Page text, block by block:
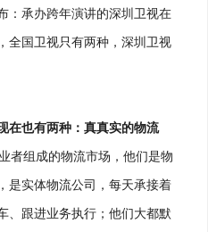
：承办跨年演讲的深圳卫视在
全国卫视只有两种，深圳卫视
在也有两种：真真实的物流
者组成的物流市场，他们是物
是实体物流公司，每天承接着
、跟进业务执行；他们大都默